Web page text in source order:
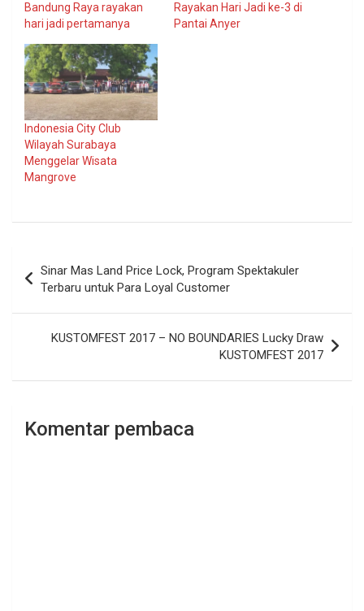
Bandung Raya rayakan
hari jadi pertamanya
Rayakan Hari Jadi ke-3 di
Pantai Anyer
Indonesia City Club
Wilayah Surabaya
Menggelar Wisata
Mangrove
pos
Sinar Mas Land Price Lock, Program Spektakuler
Terbaru untuk Para Loyal Customer
KUSTOMFEST 2017 – NO BOUNDARIES Lucky Draw
KUSTOMFEST 2017
Komentar pembaca